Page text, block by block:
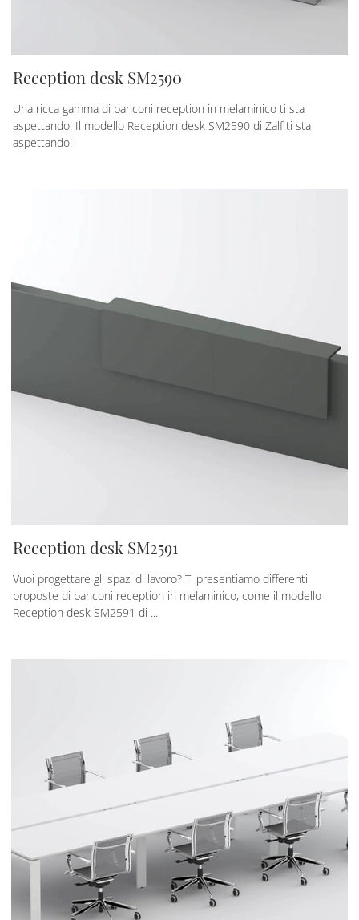
Reception desk SM2590
Una ricca gamma di banconi reception in melaminico ti sta
aspettando! Il modello Reception desk SM2590 di Zalf ti sta
aspettando!
Reception desk SM2591
Vuoi progettare gli spazi di lavoro? Ti presentiamo differenti
proposte di banconi reception in melaminico, come il modello
Reception desk SM2591 di ...